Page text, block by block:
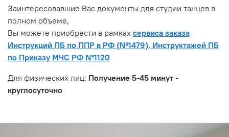
Заинтересовавшие Вас документы для студии танцев в
полном объеме,
Вы можете приобрести в рамках сервиса заказа
Инструкций ПБ по ППР в РФ (№1479), Инструктажей ПБ
по Приказу МЧС РФ №1120
Для физических лиц: Получение 5-45 минут -
круглосуточно